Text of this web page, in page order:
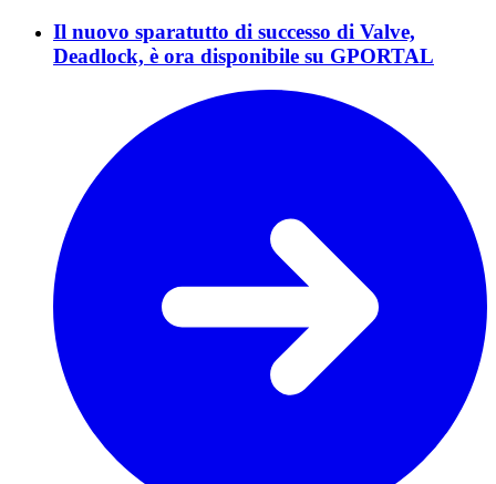
Il nuovo sparatutto di successo di Valve,
Deadlock, è ora disponibile su GPORTAL